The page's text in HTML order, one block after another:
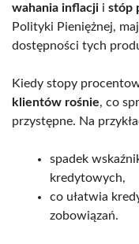
wahania inflacji i stóp
Polityki Pieniężnej,
dostępności tych
Kiedy stopy
klientów rośnie, co
przystępne. Na
spadek
kredytowych,
co ułatwia
zobowiązań.